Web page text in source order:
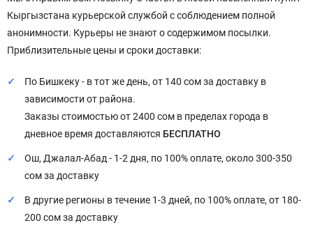
Кыргызстана курьерской службой с соблюдением полной
анонимности. Курьеры не знают о содержимом посылки.
Приблизительные цены и сроки доставки:
По Бишкеку - в тот же день, от 140 сом за доставку в
зависимости от района.
Заказы стоимостью от 2400 сом в пределах города в
дневное время доставляются БЕСПЛАТНО
Ош, Джалал-Абад - 1-2 дня, по 100% оплате, около 300-350
сом за доставку
В другие регионы в течение 1-3 дней, по 100% оплате, от 180-
200 сом за доставку